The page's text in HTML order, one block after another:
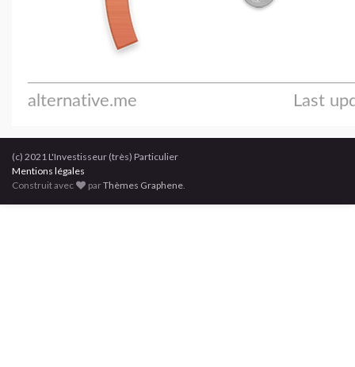
(c) 2021 L'Investisseur (très) Particulier
Mentions légales
Construit avec
parThèmes Graphene.